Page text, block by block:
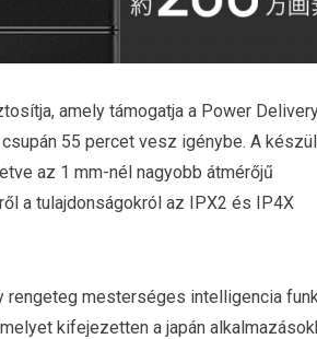
amely támogatja a Power
55 percet vesz igénybe. A
az 1 mm-nél nagyobb átmérőjű
a tulajdonságokról az IPX2 és IP4X
rengeteg mesterséges intelligencia
kifejezetten a japán